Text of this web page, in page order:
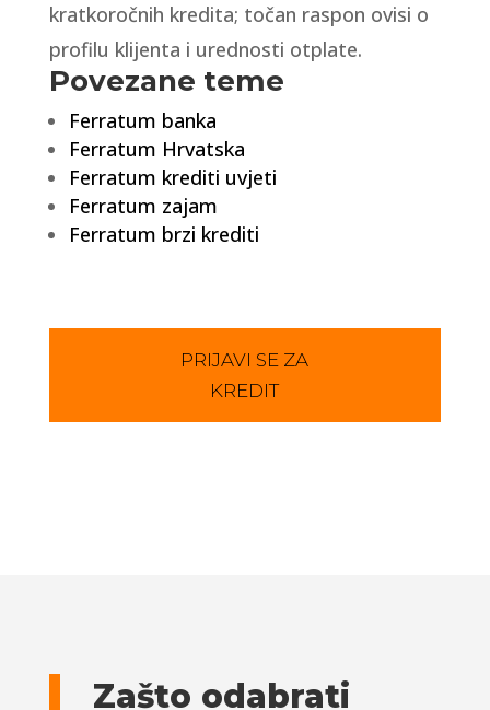
kratkoročnih kredita; točan raspon ovisi o
profilu klijenta i urednosti otplate.
Povezane teme
Ferratum banka
Ferratum Hrvatska
Ferratum krediti uvjeti
Ferratum zajam
Ferratum brzi krediti
PRIJAVI SE ZA
KREDIT
Zašto odabrati